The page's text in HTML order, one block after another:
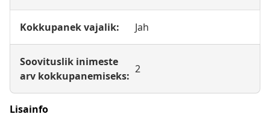
Kokkupanek vajalik: Jah
Soovituslik inimeste
arv kokkupanemiseks:
2
Lisainfo